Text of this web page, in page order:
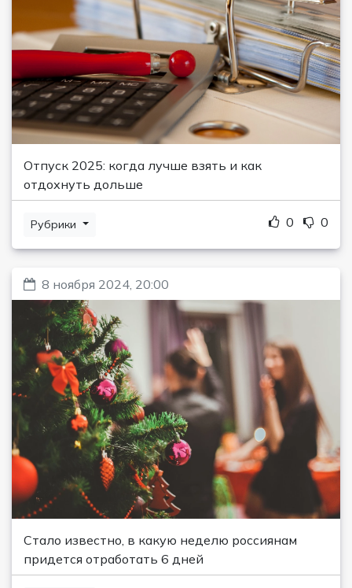
Отпуск 2025: когда лучше взять и как
отдохнуть дольше
Рубрики 0 0
8 ноября 2024, 20:00
Стало известно, в какую неделю россиянам
придется отработать 6 дней